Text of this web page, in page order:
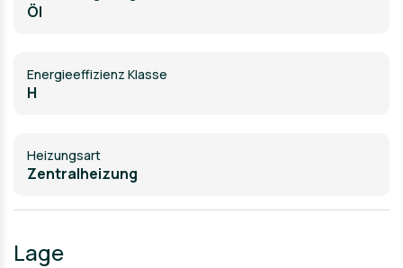
Öl
Energieeffizienz Klasse
H
Heizungsart
Zentralheizung
Lage